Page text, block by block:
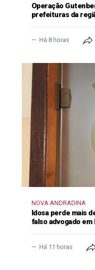
Operação
prefeituras da
Há 8 horas
NOVA ANDRADINA
Idosa perde mais
falso advogado em
Há 11 horas